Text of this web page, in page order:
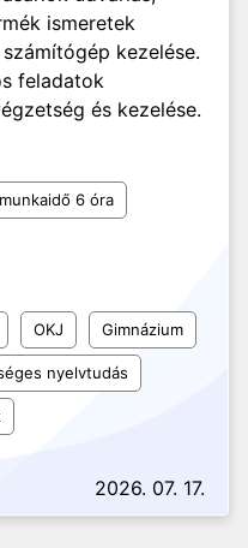
ismeretek
kezelése.
feladatok
és kezelése.
6 óra
OKJ Gimnázium
nyelvtudás
2026. 07. 17.